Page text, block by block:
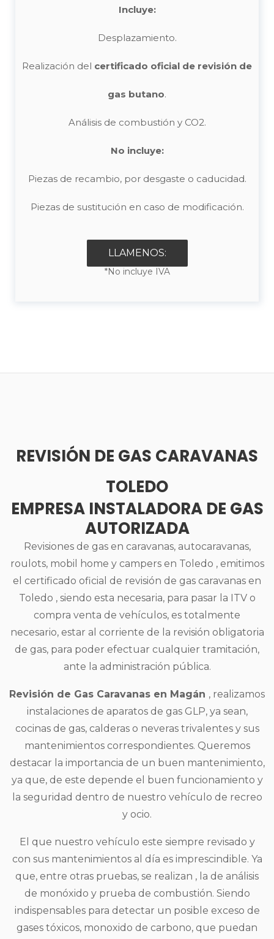
Incluye:
Desplazamiento.
Realización del certificado oficial de revisión de
gas butano.
Análisis de combustión y CO2.
No incluye:
Piezas de recambio, por desgaste o caducidad.
Piezas de sustitución en caso de modificación.
LLAMENOS:
*No incluye IVA
REVISIÓN DE GAS CARAVANAS
TOLEDO
EMPRESA INSTALADORA DE GAS
AUTORIZADA
Revisiones de gas en caravanas, autocaravanas,
roulots, mobil home y campers en Toledo , emitimos
el certificado oficial de revisión de gas caravanas en
Toledo , siendo esta necesaria, para pasar la ITV o
compra venta de vehículos, es totalmente
necesario, estar al corriente de la revisión obligatoria
de gas, para poder efectuar cualquier tramitación,
ante la administración pública.
Revisión de Gas Caravanas en Magán , realizamos
instalaciones de aparatos de gas GLP, ya sean,
cocinas de gas, calderas o neveras trivalentes y sus
mantenimientos correspondientes. Queremos
destacar la importancia de un buen mantenimiento,
ya que, de este depende el buen funcionamiento y
la seguridad dentro de nuestro vehículo de recreo
y ocio.
El que nuestro vehículo este siempre revisado y
con sus mantenimientos al día es imprescindible. Ya
que, entre otras pruebas, se realizan , la de análisis
de monóxido y prueba de combustión. Siendo
indispensables para detectar un posible exceso de
gases tóxicos, monoxido de carbono, que puedan